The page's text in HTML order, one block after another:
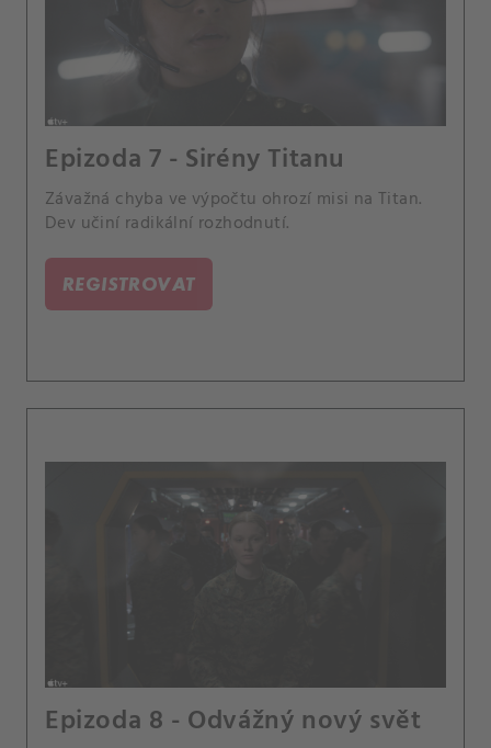
Epizoda 7 - Sirény Titanu
Závažná chyba ve výpočtu ohrozí misi na Titan.
Dev učiní radikální rozhodnutí.
REGISTROVAT
Epizoda 8 - Odvážný nový svět